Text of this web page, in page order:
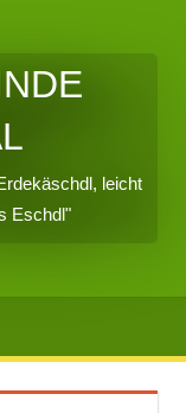
leicht
Eschdl"